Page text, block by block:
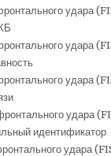
удара
удара
удара
удара
идентификатор
удара